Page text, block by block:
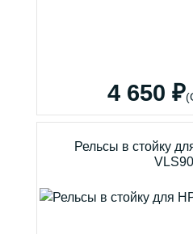
4 650 ₽
Рельсы в стойку